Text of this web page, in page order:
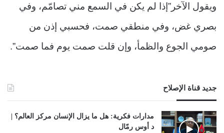
ويقول الآخر”إذا لم يكن في السمع مني تصامّم، وفي
بصري غض، وفي منطقي صمت، فحسبي إذن من
صومي الجوع والظمأ، وإن قلت صمت يوم فما صمت”.
جديد قناة الإصلاح
مدارات فكرية: هل ما يزال الإنسان مركز العالم؟ |
د أوس رمّال